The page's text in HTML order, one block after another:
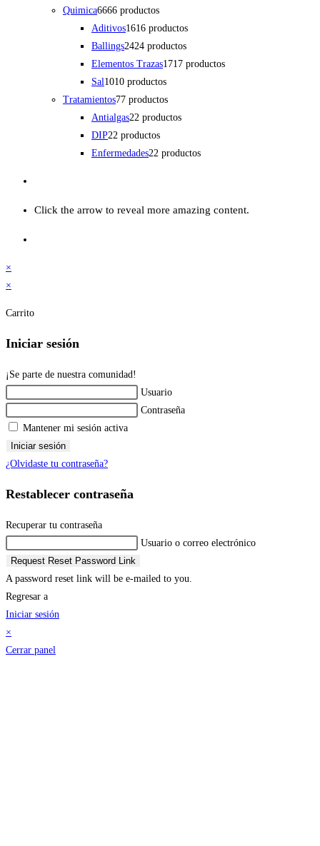
Quimica6666 productos
Aditivos1616 productos
Ballings2424 productos
Elementos Trazas1717 productos
Sal1010 productos
Tratamientos77 productos
Antialgas22 productos
DIP22 productos
Enfermedades22 productos
Click the arrow to reveal more amazing content.
×
×
Carrito
Iniciar sesión
¡Se parte de nuestra comunidad!
Usuario
Contraseña
Mantener mi sesión activa
Iniciar sesión
¿Olvidaste tu contraseña?
Restablecer contraseña
Recuperar tu contraseña
Usuario o correo electrónico
Request Reset Password Link
A password reset link will be e-mailed to you.
Regresar a
Iniciar sesión
×
Cerrar panel